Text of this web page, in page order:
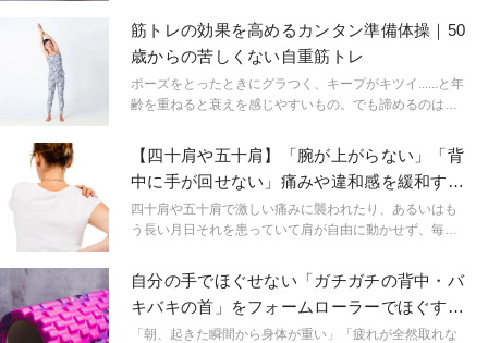
堀川ゆきさんに、肩甲骨を8方向に動かすエクササイズを
ご紹介いただきます。
筋トレの効果を高めるカンタン準備体操｜50
歳からの苦しくない自重筋トレ
ポーズをとったときにグラつく、キープがキツイ......と年
齢を重ねると衰えを感じやすいもの。でも諦めるのは早
ります。そこで、50歳からの無理なく筋力UPできる方法
をご紹介!
【四十肩や五十肩】「腕が上がらない」「背
中に手が回せない」痛みや違和感を緩和する
簡単ヨガ
四十肩や五十肩で激しい痛みに襲われたり、あるいはも
う長い月日それを患っていて肩が自由に動かせず、毎日
肩や五十肩による痛みを緩和し、日常をストレスなく過
ごすためのおうちでできる簡単ヨガポーズについて紹介
します。
自分の手でほぐせない「ガチガチの背中・バ
キバキの首」をフォームローラーでほぐすな
ら？正しい使い方
「朝、起きた瞬間から身体が重い」「疲れが全然取れな